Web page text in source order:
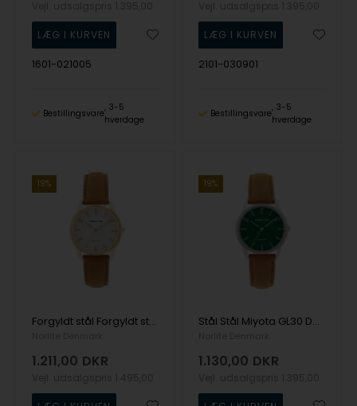
1601-021005
Bestillingsvare
3-5
hverdage
2101-030901
Bestillingsvare
3-5
hverdage
19%
Forgyldt stål Forgyldt stål Miyota GL30 Dame ur fra Norlite Denmark, 2101-021405
1.211,00 DKR
19%
Stål Stål Miyota GL30 Dame ur fra Norlite Denmark, 2101-012705
1.130,00 DKR